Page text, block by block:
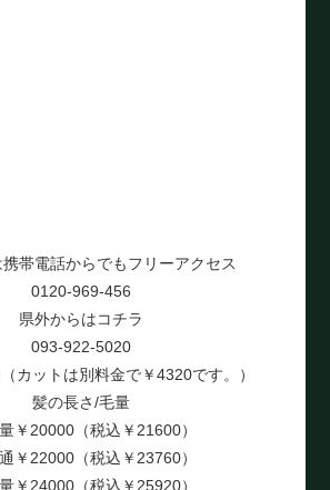
帯電話からでもフリーアクセス
0120-969-456
県外からはコチラ
093-922-5020
カットは別料金で￥4320です。）
髪の長さ/毛量
￥20000（税込￥21600）
￥22000（税込￥23760）
￥24000（税込￥25920）